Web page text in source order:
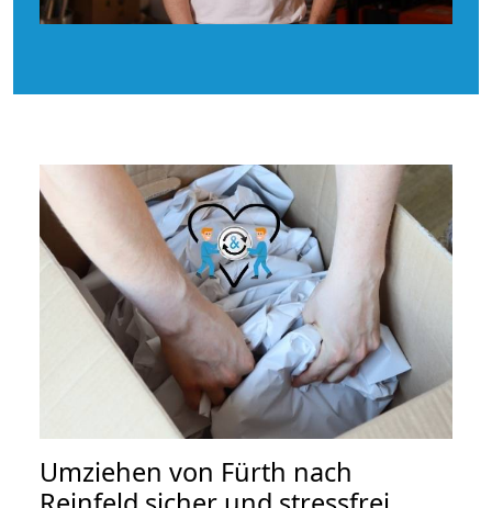
Umziehen von Fürth nach